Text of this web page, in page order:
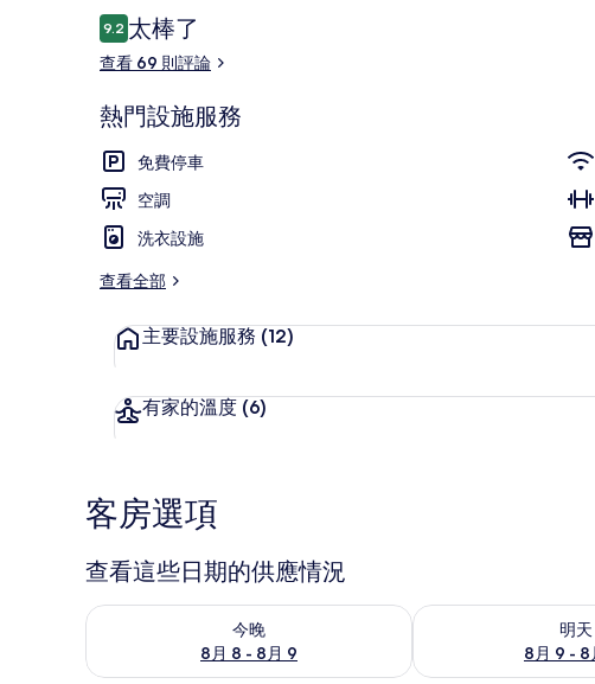
評
論
9.29.2 分，滿分 10 分，
太棒了
查看 69 則評論
熱門設施服務
免費停車
空調
洗衣設施
查看全部
主要設施服務 (12)
有家的溫度 (6)
客房選項
查看這些日期的供應情況
今晚
8月 8 - 8月 9
查看今晚 (8月 8 - 8月 9) 的供應情況
明天
8月 9 - 8
查看明天 (8月 9 - 8月